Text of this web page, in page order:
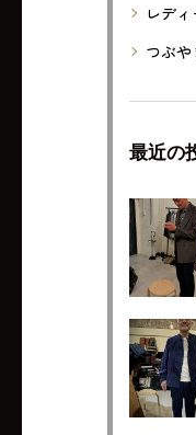
レディ
つぶや
最近の